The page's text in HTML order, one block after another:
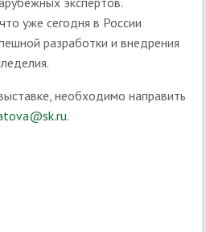
уже сегодня в России
разработки и внедрения
необходимо направить
.